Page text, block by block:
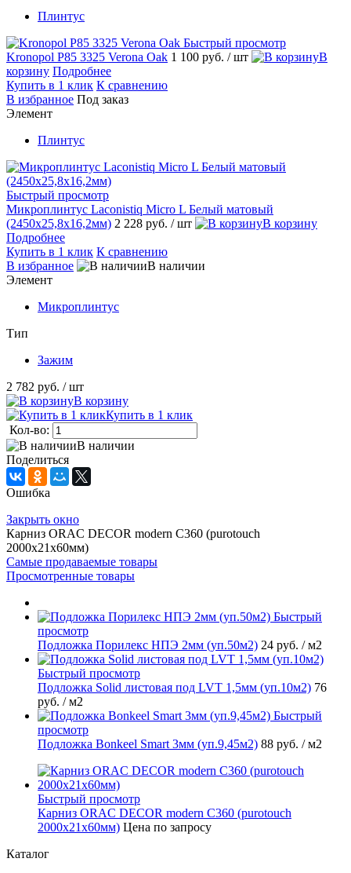
Плинтус
Быстрый просмотр
Kronopol P85 3325 Verona Oak 1 100 руб. / шт
В
корзину Подробнее
Купить в 1 клик К сравнению
В избранное Под заказ
Элемент
Плинтус
Быстрый просмотр
Микроплинтус Laconistiq Micro L Белый матовый
(2450х25,8х16,2мм) 2 228 руб. / шт
В корзину
Подробнее
Купить в 1 клик К сравнению
В избранное
В наличии
Элемент
Микроплинтус
Тип
Зажим
2 782 руб. / шт
В корзину
Купить в 1 клик
Кол-во:
В наличии
Поделиться
Ошибка
Закрыть окно
Карниз ORAC DECOR modern C360 (purotouch
2000х21х60мм)
Самые продаваемые товары
Просмотренные товары
Быстрый
просмотр
Подложка Порилекс НПЭ 2мм (уп.50м2) 24 руб. / м2
Быстрый просмотр
Подложка Solid листовая под LVT 1,5мм (уп.10м2) 76
руб. / м2
Быстрый
просмотр
Подложка Bonkeel Smart 3мм (уп.9,45м2) 88 руб. / м2
Быстрый просмотр
Карниз ORAC DECOR modern C360 (purotouch
2000х21х60мм) Цена по запросу
Каталог